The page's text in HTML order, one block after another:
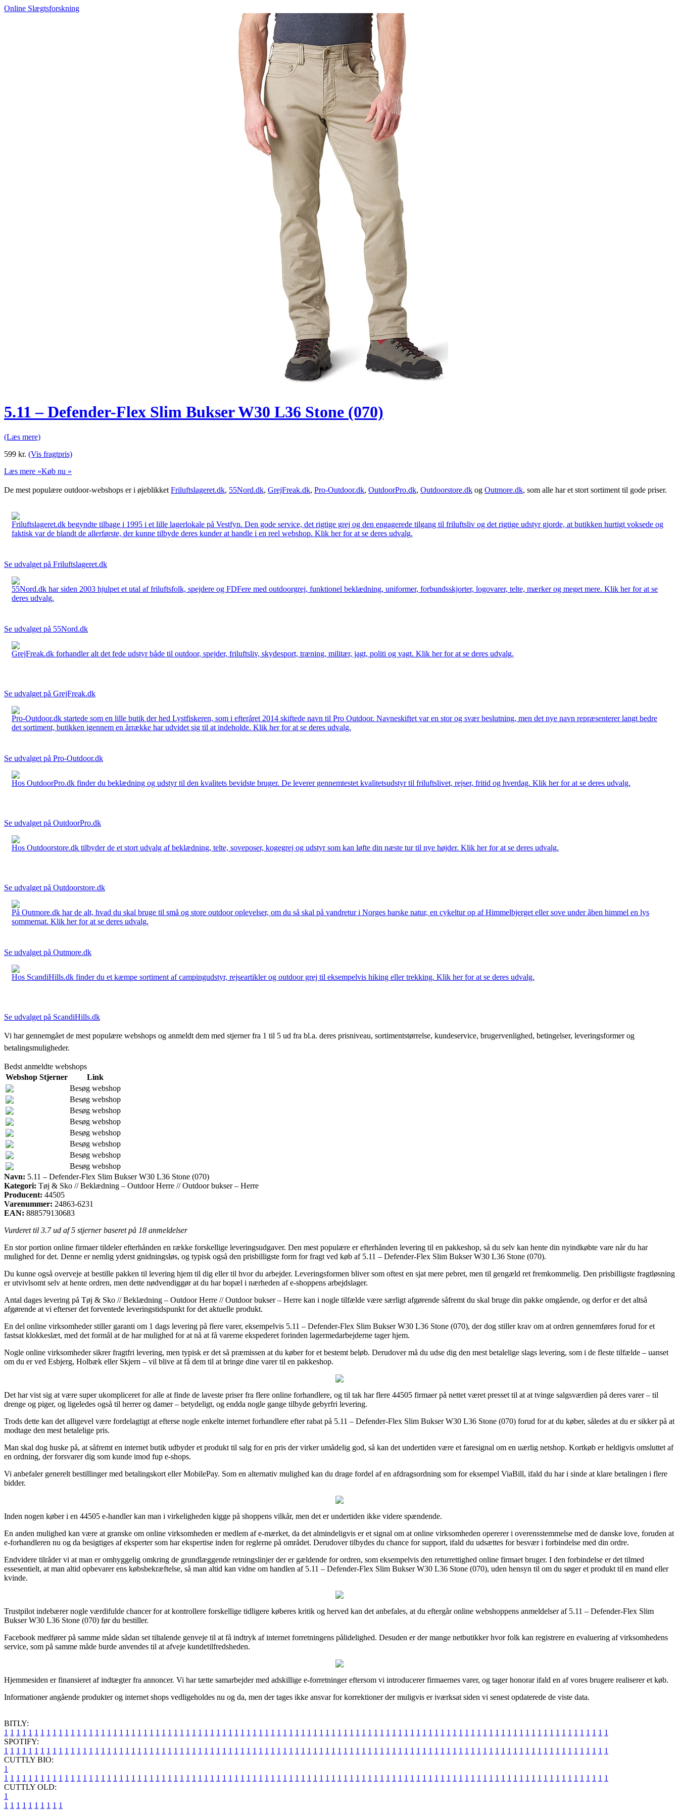
Online Slægtsforskning
5.11 – Defender-Flex Slim Bukser W30 L36 Stone (070)
(Læs mere)
599 kr. (Vis fragtpris)
Læs mere »Køb nu »
De mest populære outdoor-webshops er i øjeblikket Friluftslageret.dk, 55Nord.dk, GrejFreak.dk, Pro-Outdoor.dk, OutdoorPro.dk, Outdoorstore.dk og Outmore.dk, som alle har et stort sortiment til gode priser.
Friluftslageret.dk begyndte tilbage i 1995 i et lille lagerlokale på Vestfyn. Den gode service, det rigtige grej og den engagerede tilgang til friluftsliv og det rigtige udstyr gjorde, at butikken hurtigt voksede og
faktisk var de blandt de allerførste, der kunne tilbyde deres kunder at handle i en reel webshop. Klik her for at se deres udvalg.
Se udvalget på Friluftslageret.dk
55Nord.dk har siden 2003 hjulpet et utal af friluftsfolk, spejdere og FDFere med outdoorgrej, funktionel beklædning, uniformer, forbundsskjorter, logovarer, telte, mærker og meget mere. Klik her for at se
deres udvalg.
Se udvalget på 55Nord.dk
GrejFreak.dk forhandler alt det fede udstyr både til outdoor, spejder, friluftsliv, skydesport, træning, militær, jagt, politi og vagt. Klik her for at se deres udvalg.
Se udvalget på GrejFreak.dk
Pro-Outdoor.dk startede som en lille butik der hed Lystfiskeren, som i efteråret 2014 skiftede navn til Pro Outdoor. Navneskiftet var en stor og svær beslutning, men det nye navn repræsenterer langt bedre
det sortiment, butikken igennem en årrække har udvidet sig til at indeholde. Klik her for at se deres udvalg.
Se udvalget på Pro-Outdoor.dk
Hos OutdoorPro.dk finder du beklædning og udstyr til den kvalitets bevidste bruger. De leverer gennemtestet kvalitetsudstyr til friluftslivet, rejser, fritid og hverdag. Klik her for at se deres udvalg.
Se udvalget på OutdoorPro.dk
Hos Outdoorstore.dk tilbyder de et stort udvalg af beklædning, telte, soveposer, kogegrej og udstyr som kan løfte din næste tur til nye højder. Klik her for at se deres udvalg.
Se udvalget på Outdoorstore.dk
På Outmore.dk har de alt, hvad du skal bruge til små og store outdoor oplevelser, om du så skal på vandretur i Norges barske natur, en cykeltur op af Himmelbjerget eller sove under åben himmel en lys
sommernat. Klik her for at se deres udvalg.
Se udvalget på Outmore.dk
Hos ScandiHills.dk finder du et kæmpe sortiment af campingudstyr, rejseartikler og outdoor grej til eksempelvis hiking eller trekking. Klik her for at se deres udvalg.
Se udvalget på ScandiHills.dk
Vi har gennemgået de mest populære webshops og anmeldt dem med stjerner fra 1 til 5 ud fra bl.a. deres prisniveau, sortimentstørrelse, kundeservice, brugervenlighed, betingelser, leveringsformer og
betalingsmuligheder.
Bedst anmeldte webshops
Webshop Stjerner
Link
Besøg webshop
Besøg webshop
Besøg webshop
Besøg webshop
Besøg webshop
Besøg webshop
Besøg webshop
Besøg webshop
Navn: 5.11 – Defender-Flex Slim Bukser W30 L36 Stone (070)
Kategori: Tøj & Sko // Beklædning – Outdoor Herre // Outdoor bukser – Herre
Producent: 44505
Varenummer: 24863-6231
EAN: 888579130683
Vurderet til 3.7ud af 5 stjerner baseret på 18 anmeldelser
En stor portion online firmaer tildeler efterhånden en række forskellige leveringsudgaver. Den mest populære er efterhånden levering til en pakkeshop, så du selv kan hente din nyindkøbte vare når du har
mulighed for det. Denne er nemlig yderst gnidningsløs, og typisk også den prisbilligste form for fragt ved køb af 5.11 – Defender-Flex Slim Bukser W30 L36 Stone (070).
Du kunne også overveje at bestille pakken til levering hjem til dig eller til hvor du arbejder. Leveringsformen bliver som oftest en sjat mere pebret, men til gengæld ret fremkommelig. Den prisbilligste fragtløsning
er utvivlsomt selv at hente ordren, men dette nødvendiggør at du har bopæl i nærheden af e-shoppens arbejdslager.
Antal dages levering på Tøj & Sko // Beklædning – Outdoor Herre // Outdoor bukser – Herre kan i nogle tilfælde være særligt afgørende såfremt du skal bruge din pakke omgående, og derfor er det altså
afgørende at vi efterser det forventede leveringstidspunkt for det aktuelle produkt.
En del online virksomheder stiller garanti om 1 dags levering på flere varer, eksempelvis 5.11 – Defender-Flex Slim Bukser W30 L36 Stone (070), der dog stiller krav om at ordren gennemføres forud for et
fastsat klokkeslæt, med det formål at de har mulighed for at nå at få varerne ekspederet forinden lagermedarbejderne tager hjem.
Nogle online virksomheder sikrer fragtfri levering, men typisk er det så præmissen at du køber for et bestemt beløb. Derudover må du udse dig den mest betalelige slags levering, som i de fleste tilfælde – uanset
om du er ved Esbjerg, Holbæk eller Skjern – vil blive at få dem til at bringe dine varer til en pakkeshop.
Det har vist sig at være super ukompliceret for alle at finde de laveste priser fra flere online forhandlere, og til tak har flere 44505 firmaer på nettet været presset til at at tvinge salgsværdien på deres varer – til
drenge og piger, og ligeledes også til herrer og damer – betydeligt, og endda nogle gange tilbyde gebyrfri levering.
Trods dette kan det alligevel være fordelagtigt at efterse nogle enkelte internet forhandlere efter rabat på 5.11 – Defender-Flex Slim Bukser W30 L36 Stone (070) forud for at du køber, således at du er sikker på at
modtage den mest betalelige pris.
Man skal dog huske på, at såfremt en internet butik udbyder et produkt til salg for en pris der virker umådelig god, så kan det undertiden være et faresignal om en uærlig netshop. Kortkøb er heldigvis omsluttet af
en ordning, der forsvarer dig som kunde imod fup e-shops.
Vi anbefaler generelt bestillinger med betalingskort eller MobilePay. Som en alternativ mulighed kan du drage fordel af en afdragsordning som for eksempel ViaBill, ifald du har i sinde at klare betalingen i flere
bidder.
Inden nogen køber i en 44505 e-handler kan man i virkeligheden kigge på shoppens vilkår, men det er undertiden ikke videre spændende.
En anden mulighed kan være at granske om online virksomheden er medlem af e-mærket, da det almindeligvis er et signal om at online virksomheden opererer i overensstemmelse med de danske love, foruden at
e-forhandleren nu og da besigtiges af eksperter som har ekspertise inden for reglerne på området. Derudover tilbydes du chance for support, ifald du udsættes for besvær i forbindelse med din ordre.
Endvidere tilråder vi at man er omhyggelig omkring de grundlæggende retningslinjer der er gældende for ordren, som eksempelvis den returrettighed online firmaet bruger. I den forbindelse er det tilmed
essesentielt, at man altid opbevarer ens købsbekræftelse, så man altid kan vidne om handlen af 5.11 – Defender-Flex Slim Bukser W30 L36 Stone (070), uden hensyn til om du søger et produkt til en mand eller
kvinde.
Trustpilot indebærer nogle værdifulde chancer for at kontrollere forskellige tidligere køberes kritik og herved kan det anbefales, at du eftergår online webshoppens anmeldelser af 5.11 – Defender-Flex Slim
Bukser W30 L36 Stone (070) før du bestiller.
Facebook medfører på samme måde sådan set tiltalende genveje til at få indtryk af internet forretningens pålidelighed. Desuden er der mange netbutikker hvor folk kan registrere en evaluering af virksomhedens
service, som på samme måde burde anvendes til at afveje kundetilfredsheden.
Hjemmesiden er finansieret af indtægter fra annoncer. Vi har tætte samarbejder med adskillige e-forretninger eftersom vi introducerer firmaernes varer, og tager honorar ifald en af vores brugere realiserer et køb.
Informationer angående produkter og internet shops vedligeholdes nu og da, men der tages ikke ansvar for korrektioner der muligvis er iværksat siden vi senest opdaterede de viste data.
BITLY:
1 1 1 1 1 1 1 1 1 1 1 1 1 1 1 1 1 1 1 1 1 1 1 1 1 1 1 1 1 1 1 1 1 1 1 1 1 1 1 1 1 1 1 1 1 1 1 1 1 1 1 1 1 1 1 1 1 1 1 1 1 1 1 1 1 1 1 1 1 1 1 1 1 1 1 1 1 1 1 1 1 1 1 1 1 1 1 1 1 1 1 1 1 1 1 1 1 1 1 1
SPOTIFY:
1 1 1 1 1 1 1 1 1 1 1 1 1 1 1 1 1 1 1 1 1 1 1 1 1 1 1 1 1 1 1 1 1 1 1 1 1 1 1 1 1 1 1 1 1 1 1 1 1 1 1 1 1 1 1 1 1 1 1 1 1 1 1 1 1 1 1 1 1 1 1 1 1 1 1 1 1 1 1 1 1 1 1 1 1 1 1 1 1 1 1 1 1 1 1 1 1 1 1 1
CUTTLY BIO:
1
1 1 1 1 1 1 1 1 1 1 1 1 1 1 1 1 1 1 1 1 1 1 1 1 1 1 1 1 1 1 1 1 1 1 1 1 1 1 1 1 1 1 1 1 1 1 1 1 1 1 1 1 1 1 1 1 1 1 1 1 1 1 1 1 1 1 1 1 1 1 1 1 1 1 1 1 1 1 1 1 1 1 1 1 1 1 1 1 1 1 1 1 1 1 1 1 1 1 1 1
CUTTLY OLD:
1
1 1 1 1 1 1 1 1 1 1